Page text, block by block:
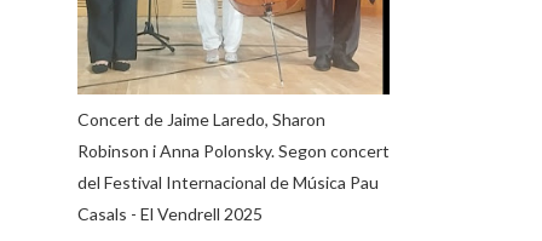
Concert de Jaime Laredo, Sharon
Robinson i Anna Polonsky. Segon concert
del Festival Internacional de Música Pau
Casals - El Vendrell 2025